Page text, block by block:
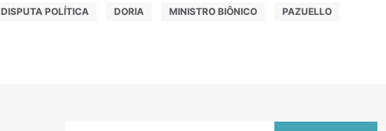
DISPUTA POLÍTICA DORIA MINISTRO BIÔNICO PAZUELLO